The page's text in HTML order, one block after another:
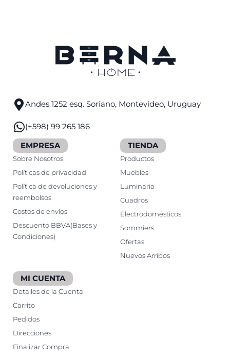
Andes 1252 esq. Soriano, Montevideo, Uruguay
(+598) 99 265 186
EMPRESA
Sobre Nosotros
Políticas de privacidad
Política de devoluciones y
reembolsos
Costos de envíos
Descuento BBVA(Bases y
Condiciones)
TIENDA
Productos
Muebles
Luminaria
Cuadros
Electrodomésticos
Sommiers
Ofertas
Nuevos Arribos
MI CUENTA
Detalles de la Cuenta
Carrito
Pedidos
Direcciones
Finalizar Compra